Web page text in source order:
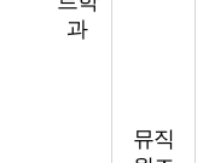
과
뮤직